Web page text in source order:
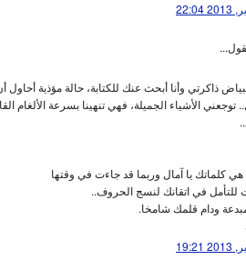
ذاكرتي وأنا أبحث عنك للكتابة، حالة مؤذية
توجعني الأشياء الجميلة، فهي تنهينا بسرعة الألغام
كلماتك يا آمال وربما قد جاءت في وقتها
للتأمل في اتقانك لنسج الحروف..
ودام قلمك شامخا.